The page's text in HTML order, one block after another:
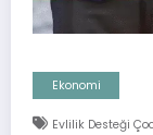
Ekonomi
Evlilik Desteği